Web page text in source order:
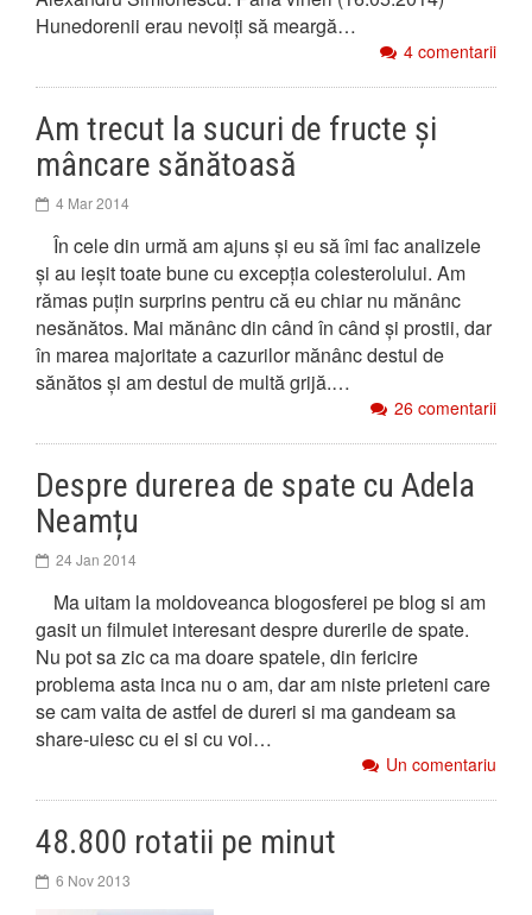
Hunedorenii erau nevoiți să meargă…
4 comentarii
Am trecut la sucuri de fructe și
mâncare sănătoasă
4 Mar 2014
În cele din urmă am ajuns și eu să îmi fac analizele
și au ieșit toate bune cu excepția colesterolului. Am
rămas puțin surprins pentru că eu chiar nu mănânc
nesănătos. Mai mănânc din când în când și prostii, dar
în marea majoritate a cazurilor mănânc destul de
sănătos și am destul de multă grijă.…
26 comentarii
Despre durerea de spate cu Adela
Neamțu
24 Jan 2014
Ma uitam la moldoveanca blogosferei pe blog si am
gasit un filmulet interesant despre durerile de spate.
Nu pot sa zic ca ma doare spatele, din fericire
problema asta inca nu o am, dar am niste prieteni care
se cam vaita de astfel de dureri si ma gandeam sa
share-uiesc cu ei si cu voi…
Un comentariu
48.800 rotatii pe minut
6 Nov 2013